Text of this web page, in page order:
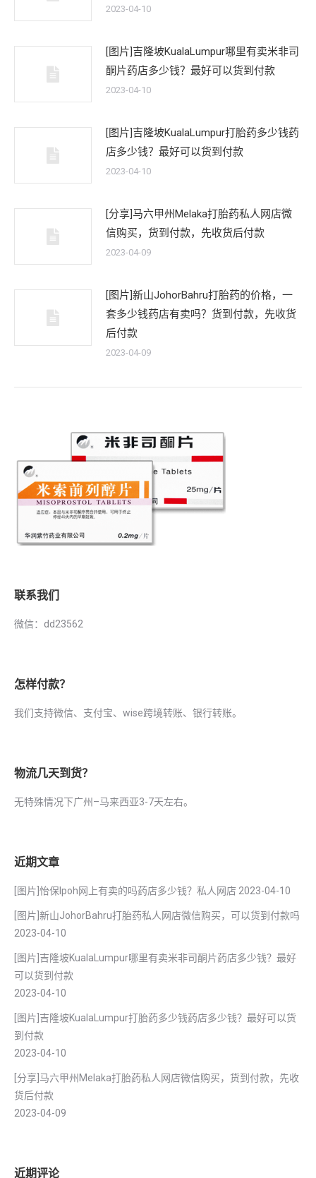
2023-04-10
[图片]吉隆坡KualaLumpur哪里有卖米非司
酮片药店多少钱？最好可以货到付款
2023-04-10
[图片]吉隆坡KualaLumpur打胎药多少钱药
店多少钱？最好可以货到付款
2023-04-10
[分享]马六甲州Melaka打胎药私人网店微
信购买，货到付款，先收货后付款
2023-04-09
[图片]新山JohorBahru打胎药的价格，一
套多少钱药店有卖吗？货到付款，先收货
后付款
2023-04-09
联系我们
微信：dd23562
怎样付款？
我们支持微信、支付宝、wise跨境转账、银行转账。
物流几天到货？
无特殊情况下广州–马来西亚3-7天左右。
近期文章
[图片]怡保lpoh网上有卖的吗药店多少钱？私人网店 2023-04-10
[图片]新山JohorBahru打胎药私人网店微信购买，可以货到付款吗
2023-04-10
[图片]吉隆坡KualaLumpur哪里有卖米非司酮片药店多少钱？最好
可以货到付款
2023-04-10
[图片]吉隆坡KualaLumpur打胎药多少钱药店多少钱？最好可以货
到付款
2023-04-10
[分享]马六甲州Melaka打胎药私人网店微信购买，货到付款，先收
货后付款
2023-04-09
近期评论